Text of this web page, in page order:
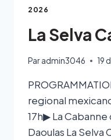
2026
La Selva
Par admin3046 19
regional
17h▶ La
Daoulas La Selva